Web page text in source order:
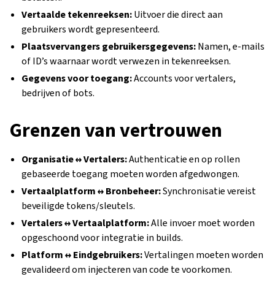
Vertaalde tekenreeksen:Uitvoer die direct aan
gebruikers wordt gepresenteerd.
Plaatsvervangers gebruikersgegevens:Namen, e-mails
of ID’s waarnaar wordt verwezen in tekenreeksen.
Gegevens voor toegang:Accounts voor vertalers,
bedrijven of bots.
Grenzen van vertrouwen
Organisatie ↔ Vertalers:Authenticatie en op rollen
gebaseerde toegang moeten worden afgedwongen.
Vertaalplatform ↔ Bronbeheer:Synchronisatie vereist
beveiligde tokens/sleutels.
Vertalers ↔ Vertaalplatform:Alle invoer moet worden
opgeschoond voor integratie in builds.
Platform ↔ Eindgebruikers:Vertalingen moeten worden
gevalideerd om injecteren van code te voorkomen.